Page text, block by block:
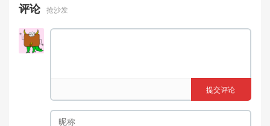
评论 抢沙发
提交评论